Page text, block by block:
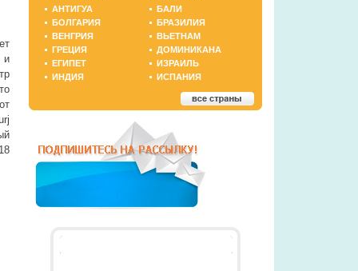
и
АНТИГУА
БАЛИ
БОЛГАРИЯ
БРАЗИЛИЯ
ВЕНГРИЯ
ВЬЕТНАМ
ГРЕЦИЯ
ДОМИНИКАНА
ЕГИПЕТ
ИЗРАИЛЬ
ИНДИЯ
ИСПАНИЯ